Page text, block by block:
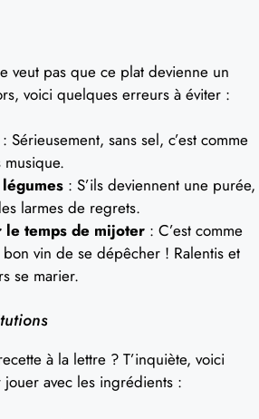
veut pas que ce plat devienne un
voici quelques erreurs à éviter :
: Sérieusement, sans sel, c’est comme
musique.
: S’ils deviennent une purée,
larmes de regrets.
le temps de mijoter : C’est comme
vin de se dépêcher ! Ralentis et
se marier.
à la lettre ? T’inquiète, voici
avec les ingrédients :